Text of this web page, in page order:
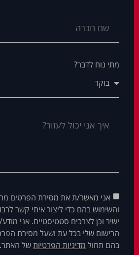
מתי נוח לדבר?
אני מאשר/ת את מסירת הפרטים
והשימוש בהם כדי ליצור איתי קשר
ישיר וכן לצרכים סטטיסטיים. אני
הרישום שלי בכל עת ושעל מסירת
בהם תחול מדיניות הפרטיותשל האתר.